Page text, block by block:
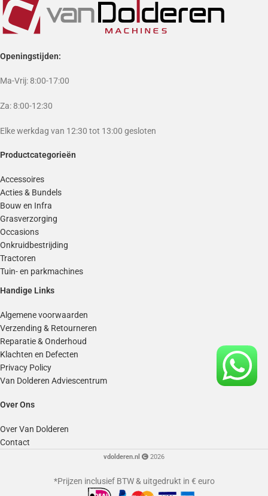
Openingstijden:
Ma-Vrij: 8:00-17:00
Za: 8:00-12:30
Elke werkdag van 12:30 tot 13:00 gesloten
Productcategorieën
Accessoires
Acties & Bundels
Bouw en Infra
Grasverzorging
Occasions
Onkruidbestrijding
Tractoren
Tuin- en parkmachines
Handige Links
Algemene voorwaarden
Verzending & Retourneren
Reparatie & Onderhoud
Klachten en Defecten
Privacy Policy
Van Dolderen Adviescentrum
Over Ons
Over Van Dolderen
Contact
vdolderen.nl 2026
*Prijzen inclusief BTW & uitgedrukt in € euro